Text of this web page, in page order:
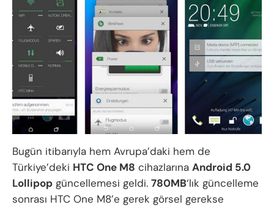
Bugün itibarıyla hem Avrupa’daki hem de
Türkiye’deki HTC One M8 cihazlarına Android 5.0
Lollipop güncellemesi geldi. 780MB‘lık güncelleme
sonrası HTC One M8’e gerek görsel gerekse